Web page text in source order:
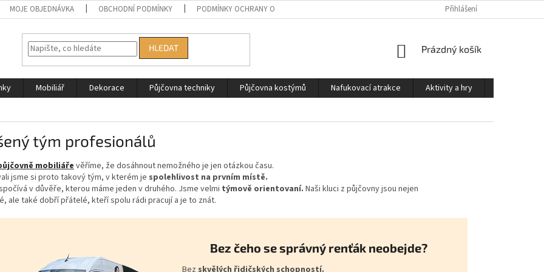
MOJE OBJEDNÁVKA OBCHODNÍ PODMÍNKY PODMÍNKY OCHRANY OSOBNÍCH ÚDAJŮ PODMÍNKY PRO PŮJČOVNU KOSTÝMŮ
Přihlášení
HLEDAT
NÁKUPNÍ
Prázdný košík
Mobiliář Dekorace Půjčovna techniky Půjčovna kostýmů Nafukovací atrakce Aktivity a hry
tým profesionálů
mobiliáře věříme, že dosáhnout nemožného je jen otázkou času.
jsme si proto takový tým, v kterém je spolehlivost na prvním místě.
v důvěře, kterou máme jeden v druhého. Jsme velmi týmově orientovaní. Naši kluci z půjčovny jsou nejen
ale také dobří přátelé, kteří spolu rádi pracují a je to znát.
Bez čeho se správný renťák neobejde?